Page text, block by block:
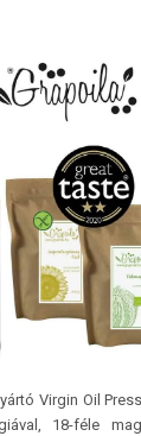
Virgin Oil
18-féle